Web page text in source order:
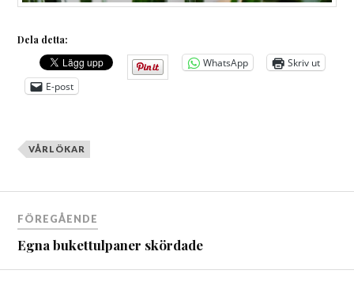
Dela detta:
WhatsApp
Skriv ut
E-post
VÅRLÖKAR
Inläggsnavigering
FÖREGÅENDE
Egna bukettulpaner skördade